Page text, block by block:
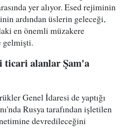
yer alıyor. Esed rejiminin
ardından üslerin geleceği,
en önemli müzakere
gelmişti.
ticari alanlar Şam'a
Genel İdaresi de yaptığı
Rusya tarafından işletilen
devredileceğini